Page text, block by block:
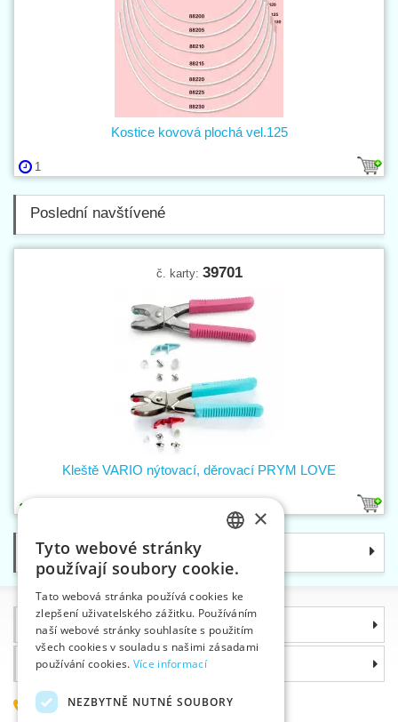
1
Kostice kovová plochá vel.125
Poslední navštívené
č. karty: 39701
Kleště VARIO nýtovací, děrovací PRYM LOVE
Kategorie
Informace
Proč si zvolit právě nás
585 051 217
ENGLISH
GERMAN
×
Tyto webové stránky
používají soubory cookie.
Tato webová stránka používá cookies ke
zlepšení uživatelského zážitku. Používáním
naší webové stránky souhlasíte s použitím
všech cookies v souladu s našimi zásadami
používání cookies. Více informací
NEZBYTNĚ NUTNÉ SOUBORY